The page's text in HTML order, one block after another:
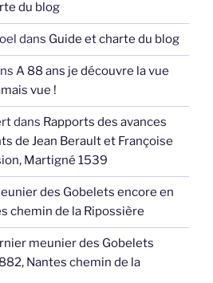
du blog
dans Guide et charte du blog
A 88 ans je découvre la vue
vue !
dans Rapports des avances
de Jean Berault et Françoise
Martigné 1539
des Gobelets encore en
chemin de la Ripossière
meunier des Gobelets
Nantes chemin de la